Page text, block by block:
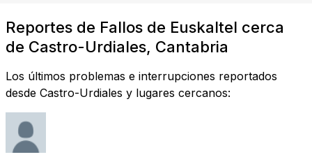
Reportes de Fallos de Euskaltel cerca
de Castro-Urdiales, Cantabria
Los últimos problemas e interrupciones reportados
desde Castro-Urdiales y lugares cercanos: